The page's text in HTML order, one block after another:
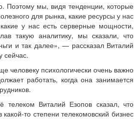
Поэтому мы, видя тенденции, которые
для рынка, какие ресурсы у нас
у нас есть серверные мощности,
такую аналитику, мы сказали, что
и так далее», — рассказал Виталий
сейчас.
человеку психологически очень важно
работать, когда она занимается
Виталий Езопов сказал, что
то степени телекомовский бизнес